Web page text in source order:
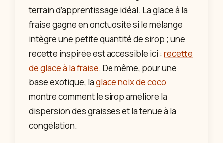
terrain d’apprentissage idéal. La glace à la
fraise gagne en onctuosité si le mélange
intègre une petite quantité de sirop ; une
recette inspirée est accessible ici : recette
de glace à la fraise. De même, pour une
base exotique, laglace noix de coco
montre comment le sirop améliore la
dispersion des graisses et la tenue à la
congélation.